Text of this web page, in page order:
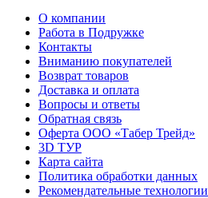
О компании
Работа в Подружке
Контакты
Вниманию покупателей
Возврат товаров
Доставка и оплата
Вопросы и ответы
Обратная связь
Оферта ООО «Табер Трейд»
3D ТУР
Карта сайта
Политика обработки данных
Рекомендательные технологии